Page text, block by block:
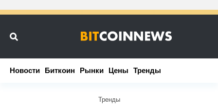
Новости Биткоин Рынки Цены Тренды
Новости Биткоин Рынки Цены Тренды
Тренды